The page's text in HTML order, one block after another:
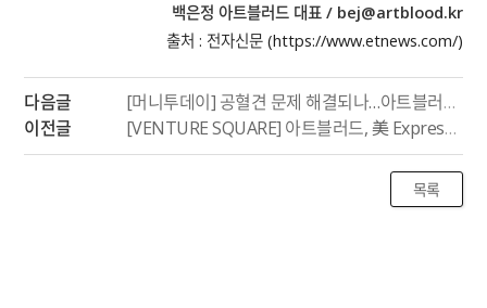
백은정 아트블러드 대표 / bej@artblood.kr
출처 : 전자신문 (https://www.etnews.com/)
다음글
[머니투데이] 공혈견 문제 해결되나…아트블러드, 세계 최초 개 혈액 체외 생산 성공
이전글
[VENTURE SQUARE] 아트블러드, 美 Expression Manufacturing LLC와 MOU 체결
목록